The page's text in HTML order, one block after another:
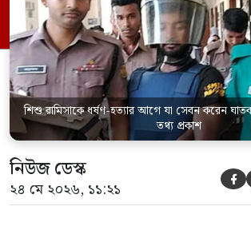
মামলার তদন্ত কর্মকর্তা পল্লবী
পরিদর্শক অহিদুজ্জামান এ তথ্য
তিনি বলেন, […]
শিশু রামিসাকে ধর্ষণ-হত্যার আগে যা সেবন করেন
তথ্য প্রকাশ
নিউজ ডেস্ক
২৪ মে ২০২৬, ১১:২১ 